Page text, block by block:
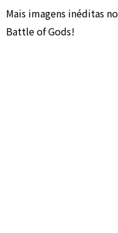
Mais imagens inéditas
Battle of Gods!